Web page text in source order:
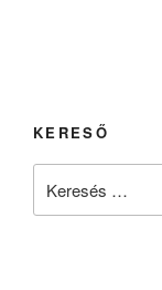
KERESŐ